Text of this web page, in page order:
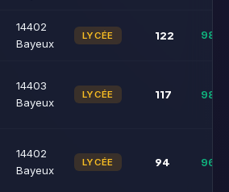
14402
Bayeux
LYCÉE 122 98%
14403
Bayeux
LYCÉE 117 98%
14402
Bayeux
LYCÉE 94 96%